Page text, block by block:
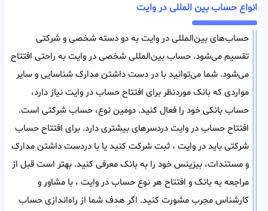
انواع حساب بین المللی در وایت
حساب‌های بین‌المللی در وایت به دو دسته شخصی و شرکتی
تقسیم می‌شود. حساب بین‌المللی شخصی در وایت به راحتی افتتاح
می‌شود. شما می‌توانید با در دست داشتن مدارک شناسایی و سایر
مواردی که بانک مورد‌نظر برای افتتاح حساب در وایت نیاز دارد،
حساب بانکی خود را فعال کنید. دومین نوع، حساب شرکتی است.
افتتاح حساب در وایت دردسر‌های بیشتری دارد. برای افتتاح حساب
شرکتی باید در وایت ، ثبت شرکت کنید یا با در‌دست داشتن مدارک
و مستندات، بیزینس خود را به بانک معرفی کنید. بهتر است قبل از
مراجعه به بانک و افتتاح هر‌ نوع حساب در وایت ، با مشاور و
کارشناس مجرب مشورت کنید. اگر هدف شما از راه‌اندازی حساب